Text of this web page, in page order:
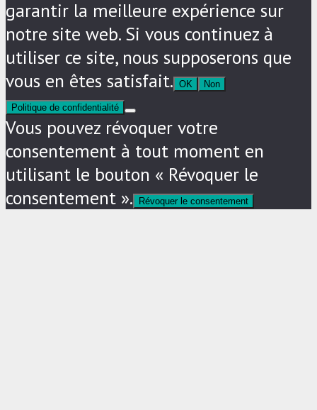
garantir la meilleure expérience sur
notre site web. Si vous continuez à
utiliser ce site, nous supposerons que
vous en êtes satisfait. OK Non
Politique de confidentialité
Vous pouvez révoquer votre
consentement à tout moment en
utilisant le bouton « Révoquer le
consentement ».
Révoquer le consentement